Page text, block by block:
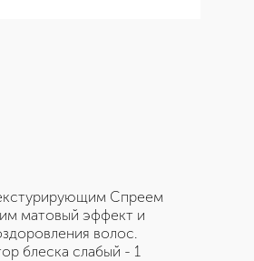
Спреем
матовый эффект и
волос.
блеска слабый - 1